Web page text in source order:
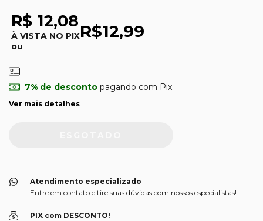
R$ 12,08
À VISTA NO PIX
ou
R$12,99
7% de descontopagando com Pix
Ver mais detalhes
Atendimento especializado
Entre em contato e tire suas dúvidas com nossos especialistas!
PIX com DESCONTO!